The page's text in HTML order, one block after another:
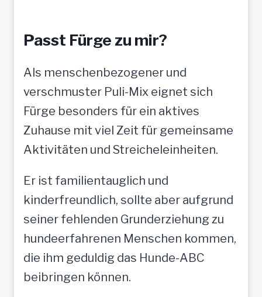
Passt Fürge zu mir?
Als menschenbezogener und
verschmuster Puli-Mix eignet sich
Fürge besonders für ein aktives
Zuhause mit viel Zeit für gemeinsame
Aktivitäten und Streicheleinheiten.
Er ist familientauglich und
kinderfreundlich, sollte aber aufgrund
seiner fehlenden Grunderziehung zu
hundeerfahrenen Menschen kommen,
die ihm geduldig das Hunde-ABC
beibringen können.